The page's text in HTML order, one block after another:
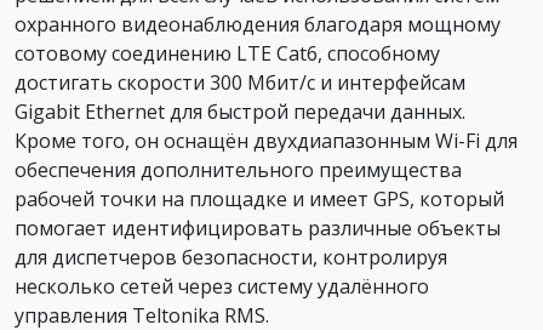
охранного видеонаблюдения благодаря мощному
сотовому соединению LTE Cat6, способному
достигать скорости 300 Мбит/с и интерфейсам
Gigabit Ethernet для быстрой передачи данных.
Кроме того, он оснащён двухдиапазонным Wi-Fi для
обеспечения дополнительного преимущества
рабочей точки на площадке и имеет GPS, который
помогает идентифицировать различные объекты
для диспетчеров безопасности, контролируя
несколько сетей через систему удалённого
управления Teltonika RMS.